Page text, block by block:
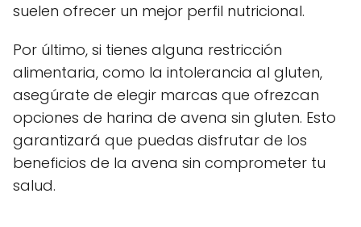
suelen ofrecer un mejor perfil nutricional.
Por último, si tienes alguna restricción
alimentaria, como la intolerancia al gluten,
asegúrate de elegir marcas que ofrezcan
opciones de harina de avena sin gluten. Esto
garantizará que puedas disfrutar de los
beneficios de la avena sin comprometer tu
salud.